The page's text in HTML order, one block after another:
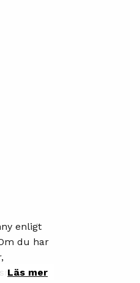
enligt
som
Läs mer